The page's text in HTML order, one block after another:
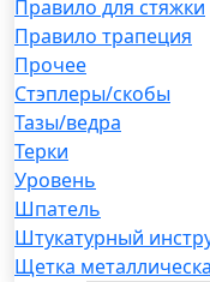
Правило для стяжки
Правило трапеция
Прочее
Стэплеры/скобы
Тазы/ведра
Терки
Уровень
Шпатель
Штукатурный
Щетка